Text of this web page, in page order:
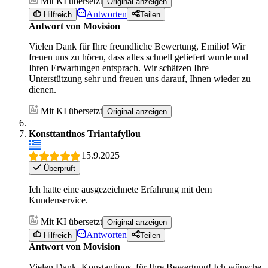
Hilfreich
Antworten Teilen
Antwort von Movision
Vielen Dank für Ihre freundliche Bewertung, Emilio! Wir
freuen uns zu hören, dass alles schnell geliefert wurde und
Ihren Erwartungen entsprach. Wir schätzen Ihre
Unterstützung sehr und freuen uns darauf, Ihnen wieder zu
dienen.
Mit KI übersetzt Original anzeigen
Konsttantinos Triantafyllou
15.9.2025
Überprüft
Ich hatte eine ausgezeichnete Erfahrung mit dem
Kundenservice.
Mit KI übersetzt Original anzeigen
Hilfreich
Antworten Teilen
Antwort von Movision